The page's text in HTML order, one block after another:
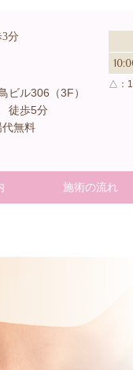
分
ル306（3F）
徒歩5分
無料
△：
施術の流れ